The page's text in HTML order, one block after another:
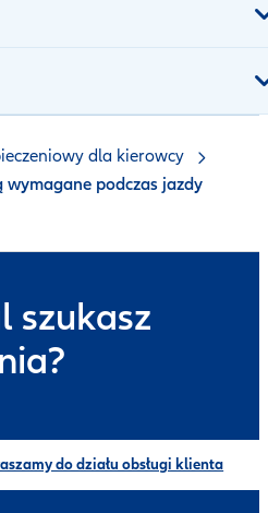
szukasz
do działu obsługi klienta
dla kierowcy
wymagane podczas jazdy